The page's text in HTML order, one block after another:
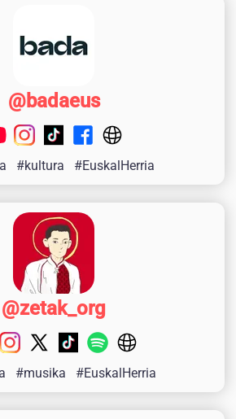
@badaeus
#kultura #EuskalHerria
@zetak_org
#musika #EuskalHerria